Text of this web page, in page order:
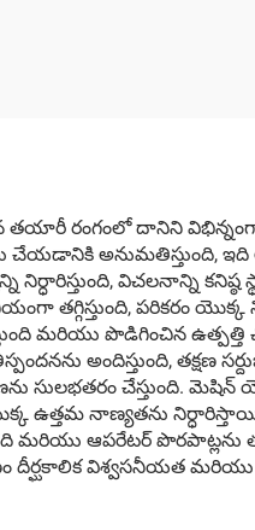
తయారీ రంగంలో దానిని
చేయడానికి
విచలనాన్ని కనిష్ఠ
తగ్గిస్తుంది, పరికరం యొక్క
మరియు పొడిగించిన ఉత్పత్తి
అందిస్తుంది, తక్షణ
చేస్తుంది. మెషిన్
యొక్క ఉత్తమ నాణ్యతను
మరియు ఆపరేటర్ పొరపాట్లను
విశ్వసనీయత మరియు కనిష్ఠ